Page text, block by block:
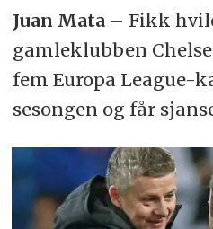
Juan Mata– Fikk
gamleklubben
fem Europa League-
sesongen og får